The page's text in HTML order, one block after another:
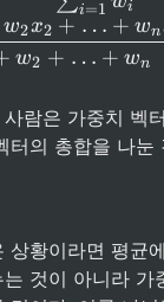
i=1 i
w2 + … + wn
w2x2 + … + wn
람은 가중치 벡
터의 총합을 나눈
상황이라면 평균
는 것이 아니라 가